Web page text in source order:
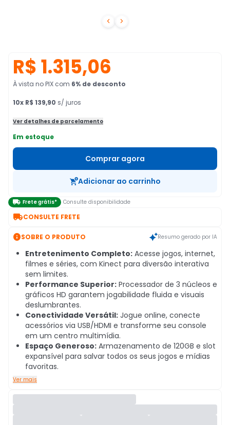
 
R$ 1.315,06
À vista no PIX com 6% de desconto
10x R$ 139,90 s/ juros
Ver detalhes de parcelamento
Em estoque
Comprar agora
Adicionar ao carrinho
 Frete grátis* Consulte disponibilidade
CONSULTE FRETE
SOBRE O PRODUTO Resumo gerado por IA
Entretenimento Completo: Acesse jogos, internet,
filmes e séries, com Kinect para diversão interativa
sem limites.
Performance Superior: Processador de 3 núcleos e
gráficos HD garantem jogabilidade fluida e visuais
deslumbrantes.
Conectividade Versátil: Jogue online, conecte
acessórios via USB/HDMI e transforme seu console
em um centro multimídia.
Espaço Generoso: Armazenamento de 120GB e slot
expansível para salvar todos os seus jogos e mídias
favoritas.
Ver mais